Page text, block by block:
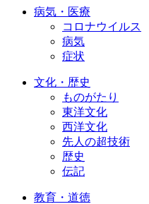
病気・医療
コロナウイルス
病気
症状
文化・歴史
ものがたり
東洋文化
西洋文化
先人の超技術
歴史
伝記
教育・道徳